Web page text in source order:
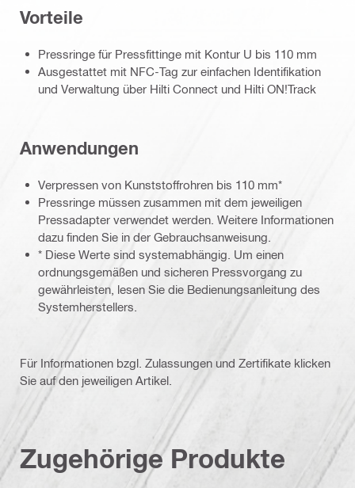
Vorteile
Pressringe für Pressfittinge mit Kontur U bis 110 mm
Ausgestattet mit NFC-Tag zur einfachen Identifikation
und Verwaltung über Hilti Connect und Hilti ON!Track
Anwendungen
Verpressen von Kunststoffrohren bis 110 mm*
Pressringe müssen zusammen mit dem jeweiligen
Pressadapter verwendet werden. Weitere Informationen
dazu finden Sie in der Gebrauchsanweisung.
* Diese Werte sind systemabhängig. Um einen
ordnungsgemäßen und sicheren Pressvorgang zu
gewährleisten, lesen Sie die Bedienungsanleitung des
Systemherstellers.
Für Informationen bzgl. Zulassungen und Zertifikate klicken
Sie auf den jeweiligen Artikel.
Zugehörige Produkte